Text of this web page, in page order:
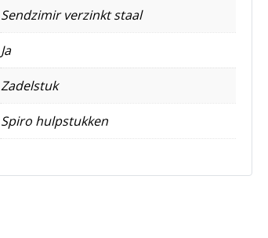
Sendzimir verzinkt staal
Ja
Zadelstuk
Spiro hulpstukken